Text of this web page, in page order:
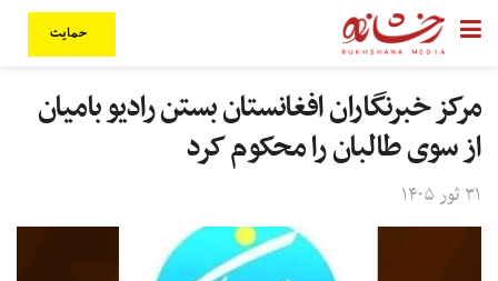
حمایت
مرکز خبرنگاران افغانستان بستن رادیو بامیان
از سوی طالبان را محکوم کرد
۳۱ ثور ۱۴۰۵